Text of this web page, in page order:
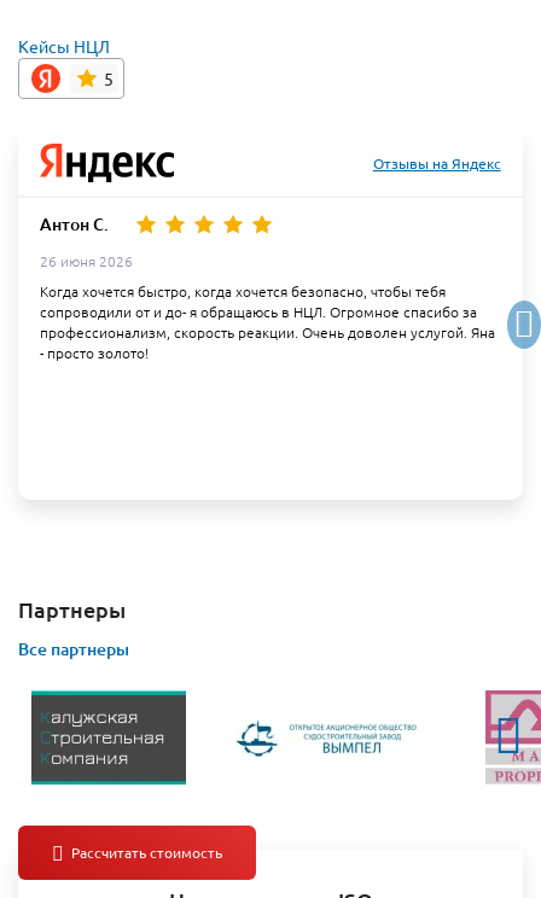
Кейсы НЦЛ
5
Отзывы на Яндекс
Антон С.
26 июня 2026
Когда хочется быстро, когда хочется безопасно, чтобы тебя
сопроводили от и до- я обращаюсь в НЦЛ. Огромное спасибо за
профессионализм, скорость реакции. Очень доволен услугой. Яна
- просто золото!
Партнеры
Все партнеры